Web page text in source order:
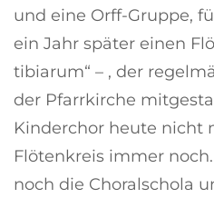
und eine Orff-Gruppe,
ein Jahr später einen
tibiarum“ – , der
der Pfarrkirche
Kinderchor heute nicht
Flötenkreis immer
noch die Choralschola